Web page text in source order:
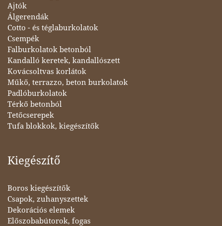
Ajtók
Álgerendák
Cotto - és téglaburkolatok
Csempék
Falburkolatok betonból
Kandalló keretek, kandallószett
Kovácsoltvas korlátok
Műkő, terrazzo, beton burkolatok
Padlóburkolatok
Térkő betonból
Tetőcserepek
Tufa blokkok, kiegészítők
Kiegészítő
Boros kiegészítők
Csapok, zuhanyszettek
Dekorációs elemek
Előszobabútorok, fogas